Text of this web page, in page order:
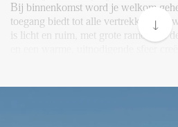
Bij binnenkomst word je welkom
toegang biedt tot alle vertrekken. De
is licht en ruim, met grote ramen die
volledig uitgerust en praktisch